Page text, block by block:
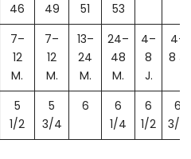
46
49
51
53
7–
12
M.
7–
12
M.
13–
24
M.
24–
48
M.
4–
8
J.
4–
8 J.
5
1/2
5
3/4
6
6
1/4
6
1/2
6
3/4